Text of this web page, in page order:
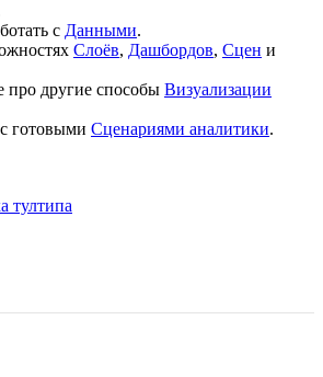
с Данными.
Слоёв, Дашбордов, Сцен и
про другие способы Визуализации
готовыми Сценариями аналитики.
тултипа